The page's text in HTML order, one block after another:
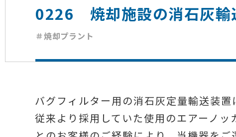
0226 焼却施設の消石灰輸
＃焼却プラント
バグフィルター用の消石灰定量輸送装置
従来より採用していた使用のエアーノ